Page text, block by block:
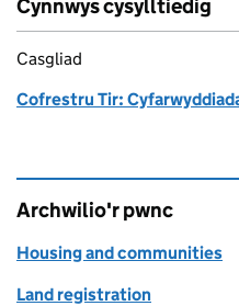
Cynnwys cysylltiedig
Casgliad
Cofrestru Tir:
Archwilio'r pwnc
Housing and communities
Land registration